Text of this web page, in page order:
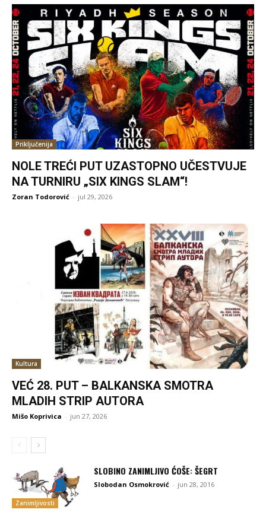
Priključenija
NOLE TREĆI PUT UZASTOPNO UČESTVUJE
NA TURNIRU „SIX KINGS SLAM“!
Zoran Todorović - jul 29, 2026
Kultura
VEĆ 28. PUT – BALKANSKA SMOTRA
MLADIH STRIP AUTORA
Mišo Koprivica - jun 27, 2026
Zanimljivosti
SLOBINO ZANIMLJIVO ĆOŠE: ŠEGRT
Slobodan Osmokrović - jun 28, 2016